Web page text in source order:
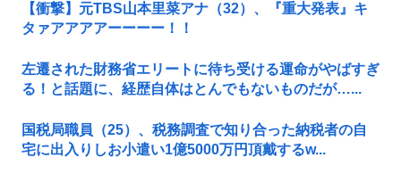
【衝撃】元TBS山本里菜アナ（32）、『重大発表』キ
タァアアアアーーーー！！
左遷された財務省エリートに待ち受ける運命がやばすぎ
る！と話題に、経歴自体はとんでもないものだが…...
国税局職員（25）、税務調査で知り合った納税者の自
宅に出入りしお小遣い1億5000万円頂戴するw...